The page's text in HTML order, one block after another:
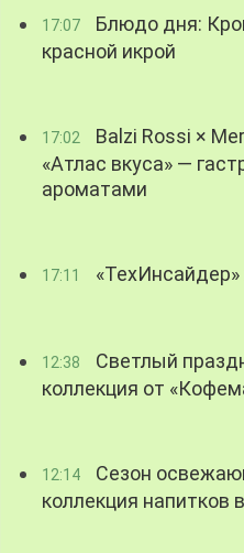
17:07
Блюдо дня:
красной икрой
17:02
Balzi Rossi ×
«Атлас вкуса» —
ароматами
17:11
12:38
Светлый
коллекция от
12:14
Сезон
коллекция напитков